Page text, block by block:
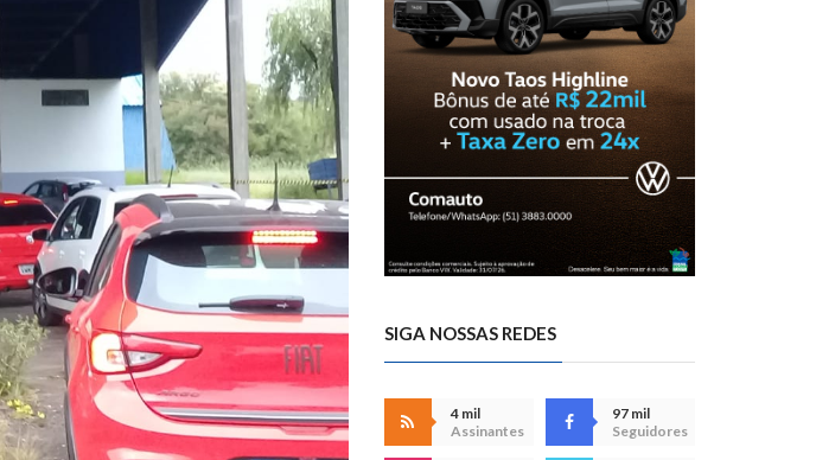
SIGA NOSSAS REDES
4 mil
Assinantes
97 mil
Seguidores